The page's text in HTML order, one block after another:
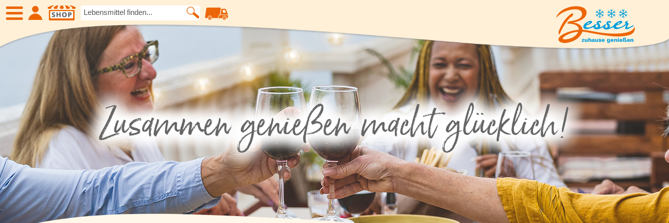
SHOP
Neue Produkte Angebote Eiskrem
Früchte Gemüse Suppen und Suppeneinlagen
Kartoffelspezialitäten Gewürze und Küchenhelfer Geflügel